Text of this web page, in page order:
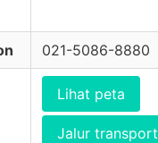
021-5086-8880
Lihat peta
Jalur